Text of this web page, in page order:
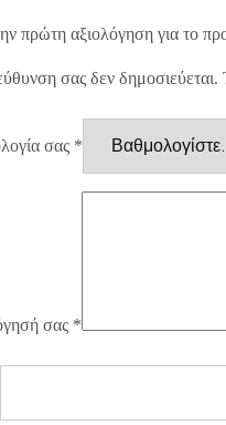
πρώτη αξιολόγηση για
σας δεν δημοσιεύεται.
σας *
σας *